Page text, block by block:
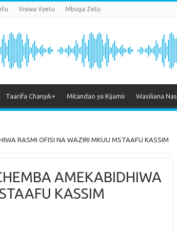
Visiwa Vyetu Mbuga Zetu
Taarifa ChanyA+ Mitandao ya Kijamii Wasiliana
RASMI OFISI NA WAZIRI MKUU MSTAAFU KASSIM
AMEKABIDHIWA
KASSIM